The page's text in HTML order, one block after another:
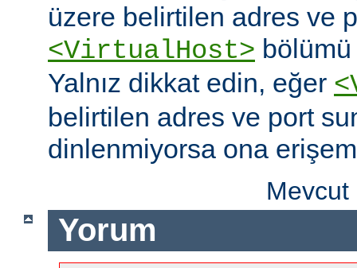
üzere belirtilen adres ve
<VirtualHost> bölümü
Yalnız dikkat edin, eğer
belirtilen adres ve port
dinlenmiyorsa ona
Yorum